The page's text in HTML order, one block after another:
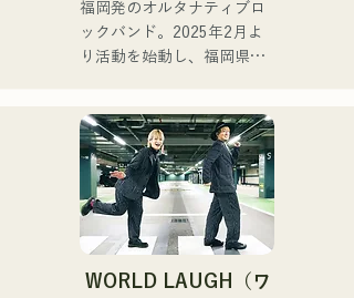
支えるようにメンバーの個
性が生かされ、その音も優
しく温かい。
や野外イベントなどに出演
中。またSNSでの動画投
稿・配信の活動も行ってい
る。
韓国のアイドルSTAYCのメ
行をされていた際、清流公
福岡発のオルタナティブロ
ックバンド。2025年2月よ
り活動を始動し、福岡県内
寄り添う歌詞、耳に残るギ
ターリフを意識し、聞く人
の心に刻まれるようなサウ
ンドづくりを目指してい
WORLD LAUGH（ワ